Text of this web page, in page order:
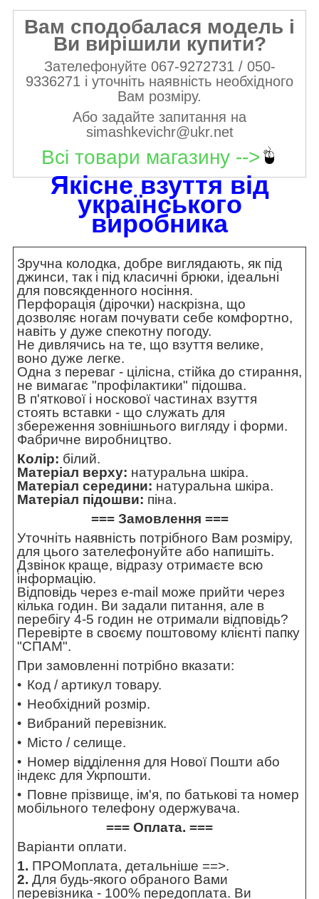
Вам сподобалася модель і
Ви вирішили купити?
Зателефонуйте 067-9272731 / 050-
9336271 і уточніть наявність необхідного
Вам розміру.
Або задайте запитання на
simashkevichr@ukr.net
Всі товари магазину -->
Якісне взуття від
українського
виробника
Зручна колодка, добре виглядають, як під
джинси, так і під класичні брюки, ідеальні
для повсякденного носіння.
Перфорація (дірочки) наскрізна, що
дозволяє ногам почувати себе комфортно,
навіть у дуже спекотну погоду.
Не дивлячись на те, що взуття велике,
воно дуже легке.
Одна з переваг - цілісна, стійка до стирання,
не вимагає "профілактики" підошва.
В п'яткової і носкової частинах взуття
стоять вставки - що служать для
збереження зовнішнього вигляду і форми.
Фабричне виробництво.
Колір: білий.
Матеріал верху: натуральна шкіра.
Матеріал середини: натуральна шкіра.
Матеріал підошви: піна.
=== Замовлення ===
Уточніть наявність потрібного Вам розміру,
для цього зателефонуйте або напишіть.
Дзвінок краще, відразу отримаєте всю
інформацію.
Відповідь через e-mail може прийти через
кілька годин. Ви задали питання, але в
перебігу 4-5 годин не отримали відповідь?
Перевірте в своєму поштовому клієнті папку
"СПАМ".
При замовленні потрібно вказати:
Код / артикул товару.
Необхідний розмір.
Вибраний перевізник.
Місто / селище.
Номер відділення для Нової Пошти або
індекс для Укрпошти.
Повне прізвище, ім'я, по батькові та номер
мобільного телефону одержувача.
=== Оплата. ===
Варіанти оплати.
1. ПРОМоплата, детальніше ==>.
2. Для будь-якого обраного Вами
перевізника - 100% передоплата. Ви